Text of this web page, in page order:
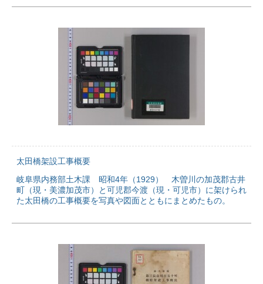
太田橋架設工事概要
岐阜県内務部土木課 昭和4年（1929） 木曽川の加茂郡古井
町（現・美濃加茂市）と可児郡今渡（現・可児市）に架けられ
た太田橋の工事概要を写真や図面とともにまとめたもの。